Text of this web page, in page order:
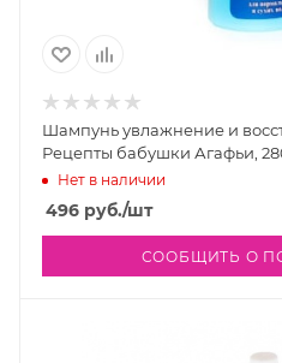
Шампунь увлажнение и
Рецепты бабушки Агафьи,
Нет в наличии
496 руб./шт
СООБЩИТЬ О